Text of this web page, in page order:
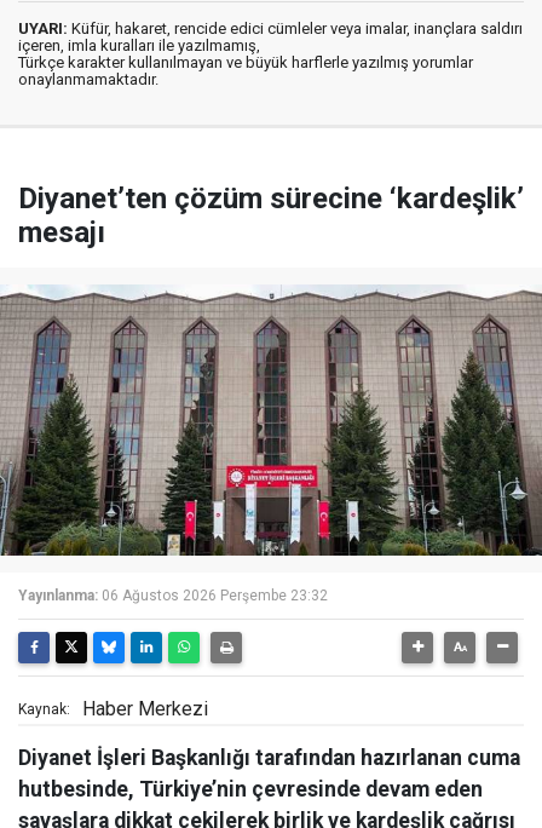
UYARI: Küfür, hakaret, rencide edici cümleler veya imalar, inançlara saldırı
içeren, imla kuralları ile yazılmamış,
Türkçe karakter kullanılmayan ve büyük harflerle yazılmış yorumlar
onaylanmamaktadır.
Diyanet’ten çözüm sürecine ‘kardeşlik’
mesajı
Yayınlanma: 06 Ağustos 2026 Perşembe 23:32
Kaynak: Haber Merkezi
Diyanet İşleri Başkanlığı tarafından hazırlanan cuma
hutbesinde, Türkiye’nin çevresinde devam eden
savaşlara dikkat çekilerek birlik ve kardeşlik çağrısı